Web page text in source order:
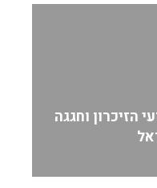
הזיכרון וחגגה